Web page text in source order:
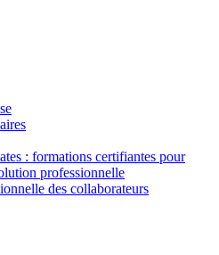
: formations certifiantes pour
professionnelle
des collaborateurs